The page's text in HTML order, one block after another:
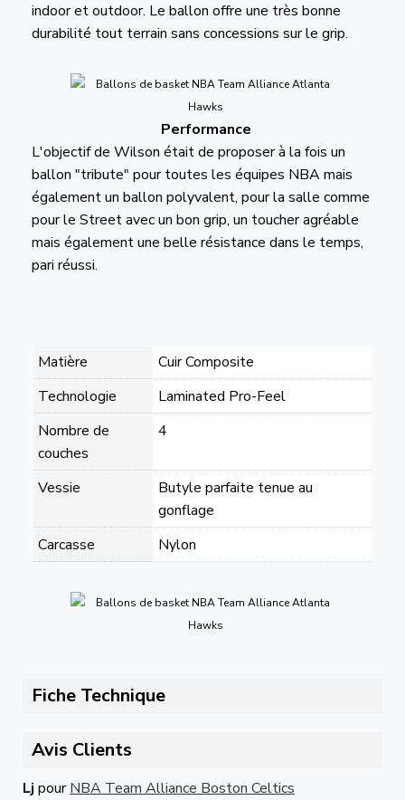
indoor et outdoor. Le ballon offre une très bonne
durabilité tout terrain sans concessions sur le grip.
Performance
L'objectif de Wilson était de proposer à la fois un
ballon "tribute" pour toutes les équipes NBA mais
également un ballon polyvalent, pour la salle comme
pour le Street avec un bon grip, un toucher agréable
mais également une belle résistance dans le temps,
pari réussi.
Matière
Cuir Composite
Technologie
Laminated Pro-Feel
Nombre de
couches
4
Vessie
Butyle parfaite tenue au
gonflage
Carcasse
Nylon
Fiche Technique
Avis Clients
Lj pourNBA Team Alliance Boston Celtics